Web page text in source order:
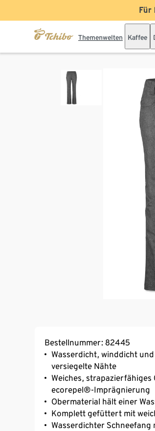
Für
Themenwelten Kaffee
Bestellnummer: 82445
Wasserdicht, winddicht
versiegelte Nähte
Weiches,
ecorepel®-Imprägnierung
Obermaterial hält einer
Komplett gefüttert mit
Wasserdichter